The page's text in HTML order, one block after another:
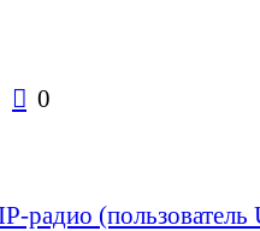
 0
радио (пользователь